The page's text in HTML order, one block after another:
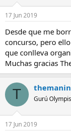
17 Jun 2019
Desde que me
concurso, pero
que conlleva
Muchas gracias
T Gurú
17 Jun 2019